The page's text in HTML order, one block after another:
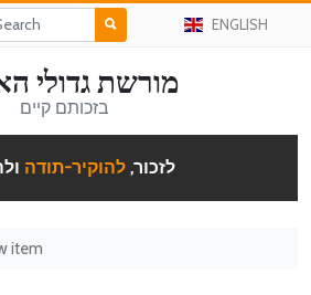
ENGLISH
מורשת גדולי
בזכותם קיים
לזכור, להוקיר-תודה
item